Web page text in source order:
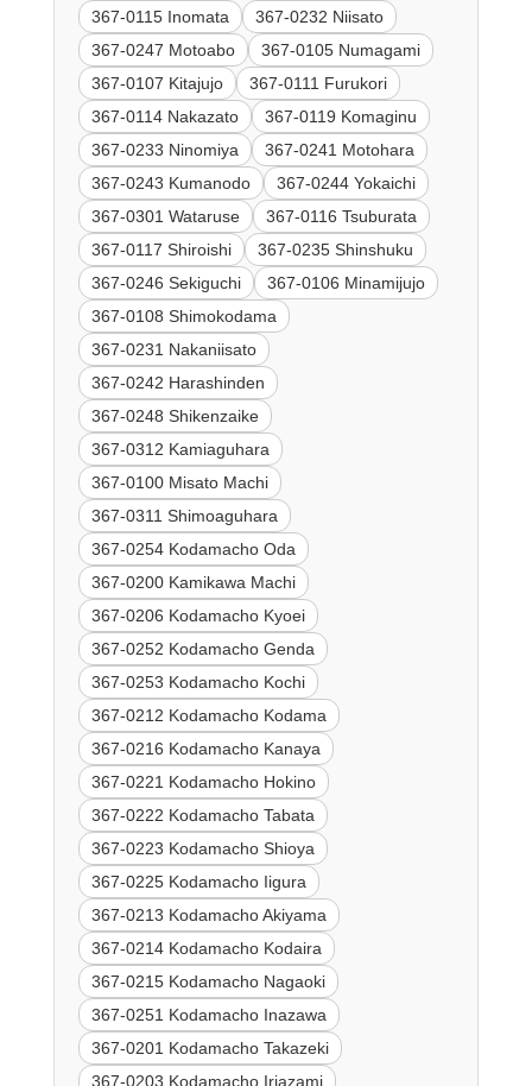
367-0115 Inomata
367-0232 Niisato
367-0247 Motoabo
367-0105 Numagami
367-0107 Kitajujo
367-0111 Furukori
367-0114 Nakazato
367-0119 Komaginu
367-0233 Ninomiya
367-0241 Motohara
367-0243 Kumanodo
367-0244 Yokaichi
367-0301 Wataruse
367-0116 Tsuburata
367-0117 Shiroishi
367-0235 Shinshuku
367-0246 Sekiguchi
367-0106 Minamijujo
367-0108 Shimokodama
367-0231 Nakaniisato
367-0242 Harashinden
367-0248 Shikenzaike
367-0312 Kamiaguhara
367-0100 Misato Machi
367-0311 Shimoaguhara
367-0254 Kodamacho Oda
367-0200 Kamikawa Machi
367-0206 Kodamacho Kyoei
367-0252 Kodamacho Genda
367-0253 Kodamacho Kochi
367-0212 Kodamacho Kodama
367-0216 Kodamacho Kanaya
367-0221 Kodamacho Hokino
367-0222 Kodamacho Tabata
367-0223 Kodamacho Shioya
367-0225 Kodamacho Iigura
367-0213 Kodamacho Akiyama
367-0214 Kodamacho Kodaira
367-0215 Kodamacho Nagaoki
367-0251 Kodamacho Inazawa
367-0201 Kodamacho Takazeki
367-0203 Kodamacho Iriazami